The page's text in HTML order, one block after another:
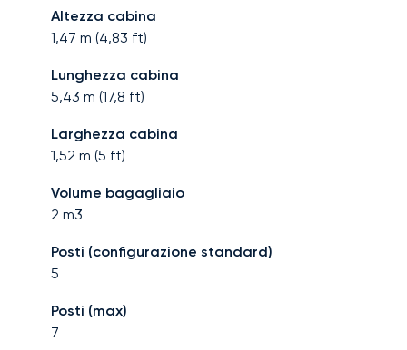
Altezza cabina
1,47 m (4,83 ft)
Lunghezza cabina
5,43 m (17,8 ft)
Larghezza cabina
1,52 m (5 ft)
Volume bagagliaio
2 m3
Posti (configurazione standard)
5
Posti (max)
7